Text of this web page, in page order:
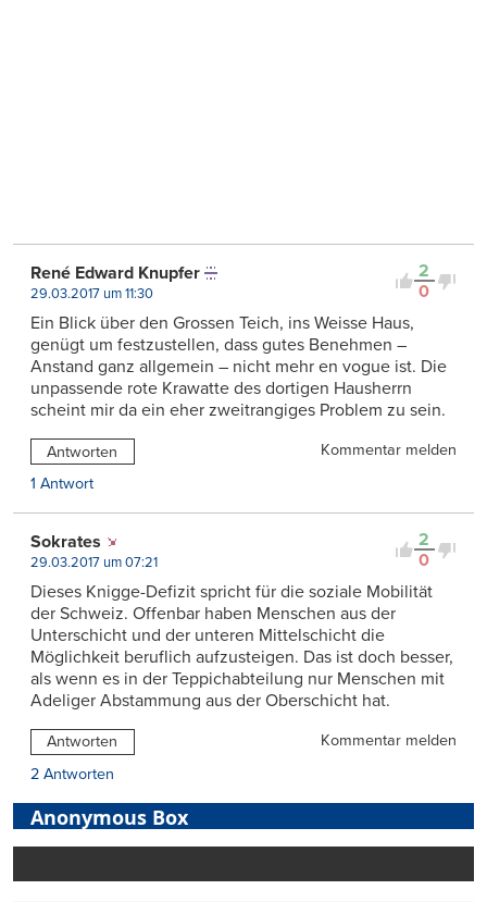
2
0
René Edward Knupfer
29.03.2017 um 11:30
Ein Blick über den Grossen Teich, ins Weisse Haus,
genügt um festzustellen, dass gutes Benehmen –
Anstand ganz allgemein – nicht mehr en vogue ist. Die
unpassende rote Krawatte des dortigen Hausherrn
scheint mir da ein eher zweitrangiges Problem zu sein.
Antworten
Kommentar melden
1 Antwort
2
0
Sokrates
29.03.2017 um 07:21
Dieses Knigge-Defizit spricht für die soziale Mobilität
der Schweiz. Offenbar haben Menschen aus der
Unterschicht und der unteren Mittelschicht die
Möglichkeit beruflich aufzusteigen. Das ist doch besser,
als wenn es in der Teppichabteilung nur Menschen mit
Adeliger Abstammung aus der Oberschicht hat.
Antworten
Kommentar melden
2 Antworten
Anonymous Box